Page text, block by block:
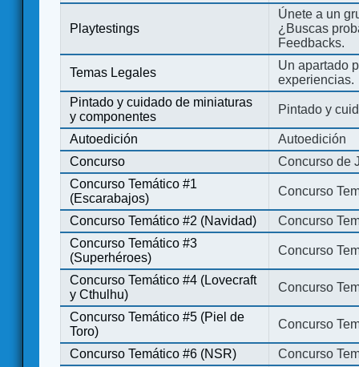
Playtestings
Únete a un
¿Buscas
Feedbacks.
Temas Legales
Un apartado
experiencias.
Pintado y cuidado de miniaturas
y componentes
Pintado y
Autoedición
Autoedición
Concurso
Concurso de
Concurso Temático #1
(Escarabajos)
Concurso
Concurso Temático #2 (Navidad)
Concurso
Concurso Temático #3
(Superhéroes)
Concurso
Concurso Temático #4 (Lovecraft
y Cthulhu)
Concurso
Concurso Temático #5 (Piel de
Toro)
Concurso
Concurso Temático #6 (NSR) Concurso